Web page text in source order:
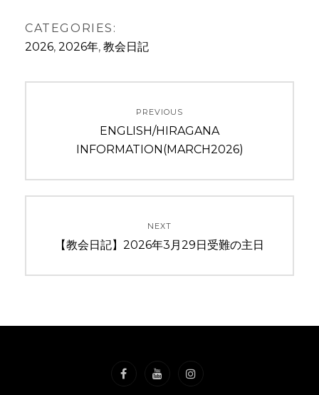
CATEGORIES:
2026, 2026年, 教会日記
ビ
シ
ン
PREVIOUS
Previous
post:
ENGLISH/HIRAGANA
INFORMATION(MARCH2026)
NEXT
Next
【教会日記】2026年3月29日受難の主日